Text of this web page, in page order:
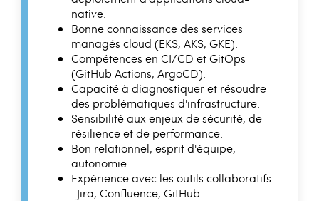
native.
Bonne connaissance des services
managés cloud (EKS, AKS, GKE).
Compétences en CI/CD et GitOps
(GitHub Actions, ArgoCD).
Capacité à diagnostiquer et résoudre
des problématiques d'infrastructure.
Sensibilité aux enjeux de sécurité, de
résilience et de performance.
Bon relationnel, esprit d'équipe,
autonomie.
Expérience avec les outils collaboratifs
: Jira, Confluence, GitHub.